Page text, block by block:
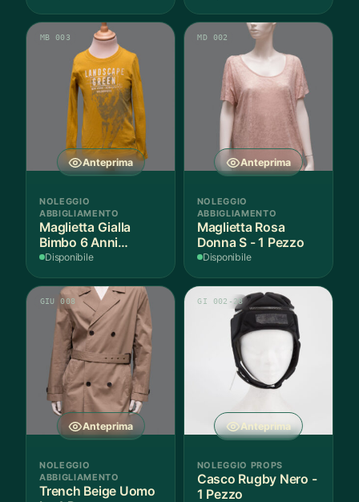
Anteprima
MB 003
NOLEGGIO
ABBIGLIAMENTO
Maglietta Gialla
Bimbo 6 Anni
Cotone - 1 Pezzo
Disponibile
Anteprima
MD 002
NOLEGGIO
ABBIGLIAMENTO
Maglietta Rosa
Donna S - 1 Pezzo
Disponibile
Anteprima
GIU 008
NOLEGGIO
ABBIGLIAMENTO
Trench Beige Uomo
Anteprima
GI 002-28
NOLEGGIO PROPS
Casco Rugby Nero -
1 Pezzo